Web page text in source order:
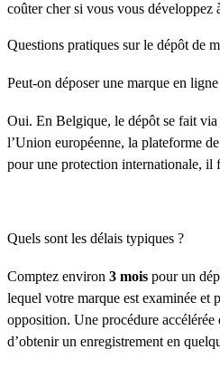
coûter cher si vous vous développez
Questions pratiques sur le dépôt de
Peut-on déposer une marque en
Oui. En Belgique, le dépôt se fait via
l’Union européenne, la plateforme de
pour une protection internationale, il
Quels sont les délais typiques ?
Comptez environ 3 mois pour un
lequel votre marque est examinée et
opposition. Une procédure
d’obtenir un enregistrement en